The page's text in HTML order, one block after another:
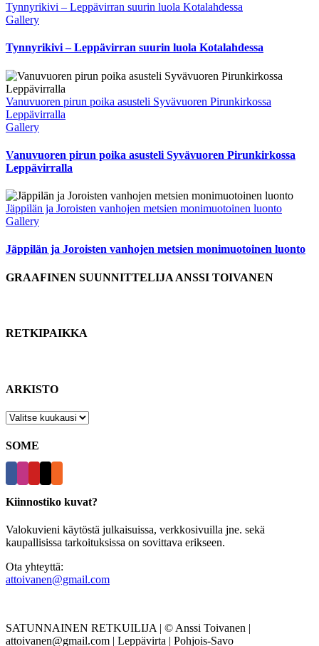
Tynnyrikivi – Leppävirran suurin luola Kotalahdessa
Gallery
Tynnyrikivi – Leppävirran suurin luola Kotalahdessa
Vanuvuoren pirun poika asusteli Syvävuoren Pirunkirkossa
Leppävirralla
Gallery
Vanuvuoren pirun poika asusteli Syvävuoren Pirunkirkossa
Leppävirralla
Jäppilän ja Joroisten vanhojen metsien monimuotoinen luonto
Gallery
Jäppilän ja Joroisten vanhojen metsien monimuotoinen luonto
GRAAFINEN SUUNNITTELIJA ANSSI TOIVANEN
RETKIPAIKKA
ARKISTO
ARKISTO
SOME
Kiinnostiko kuvat?
Valokuvieni käytöstä julkaisuissa, verkkosivuilla jne. sekä
kaupallisissa tarkoituksissa on sovittava erikseen.
Ota yhteyttä:
attoivanen@gmail.com
SATUNNAINEN RETKUILIJA | © Anssi Toivanen |
attoivanen@gmail.com | Leppävirta | Pohjois-Savo